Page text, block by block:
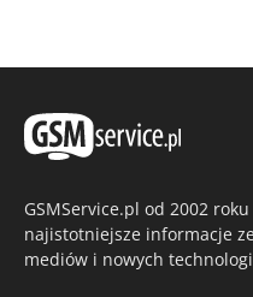
GSMService.pl od 2002
najistotniejsze informacje
mediów i nowych